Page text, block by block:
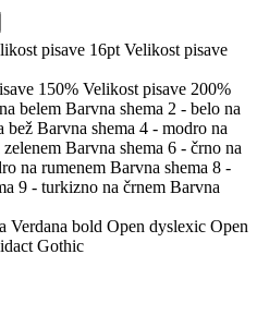
pisave 16pt Velikost pisave
150% Velikost pisave 200%
belem Barvna shema 2 - belo na
bež Barvna shema 4 - modro na
Barvna shema 6 - črno na
na rumenem Barvna shema 8 -
9 - turkizno na črnem Barvna
Verdana bold Open dyslexic Open
Gothic